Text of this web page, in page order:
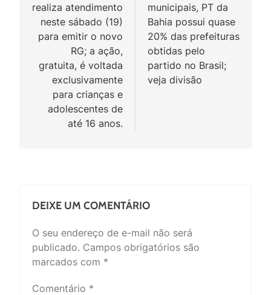
Post
realiza atendimento
neste sábado (19)
para emitir o novo
RG; a ação,
gratuita, é voltada
exclusivamente
para crianças e
adolescentes de
até 16 anos.
municipais, PT da
Bahia possui quase
20% das prefeituras
obtidas pelo
partido no Brasil;
veja divisão
DEIXE UM COMENTÁRIO
O seu endereço de e-mail não será
publicado. Campos obrigatórios são
marcados com *
Comentário *